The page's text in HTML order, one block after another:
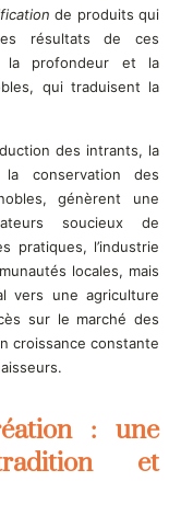
de produits qui
résultats de ces
la profondeur et la
qui traduisent la
des intrants, la
conservation des
génèrent une
soucieux de
pratiques, l’industrie
locales, mais
vers une agriculture
sur le marché des
croissance constante
: une
et